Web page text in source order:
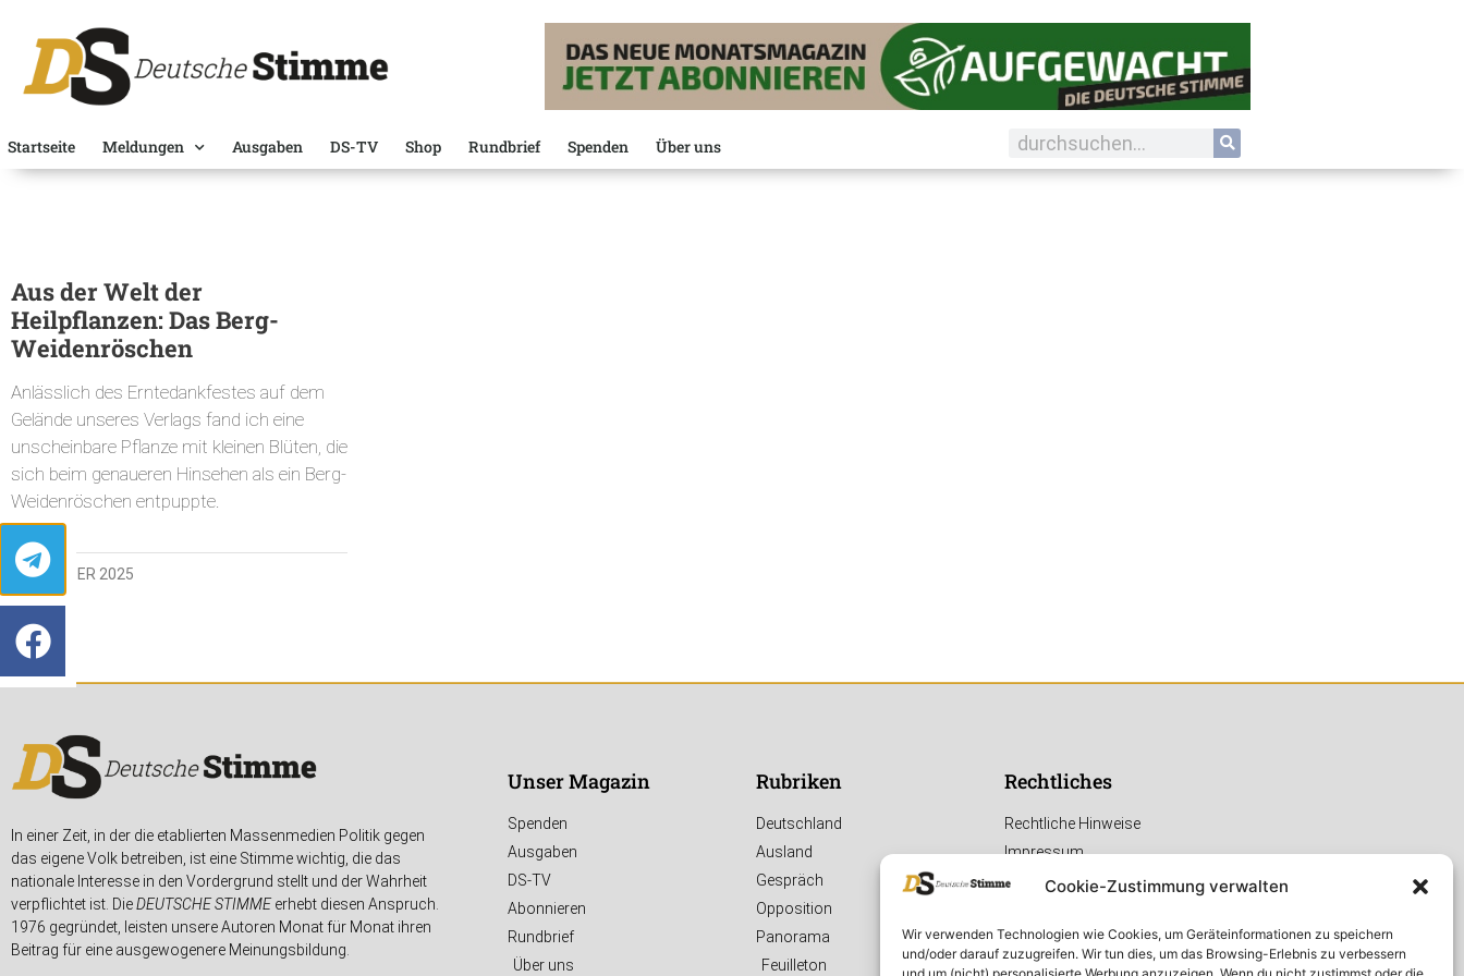
Cookie-Zustimmung verwalten
Wir verwenden Technologien wie Cookies, um Geräteinformationen zu speichern
und/oder darauf zuzugreifen. Wir tun dies, um das Browsing-Erlebnis zu verbessern
Startseite Meldungen Ausgaben DS-TV Shop Rundbrief Spenden Über uns
Aus der Welt der
Heilpflanzen: Das Berg-
Weidenröschen
Anlässlich des Erntedankfestes auf dem
Gelände unseres Verlags fand ich eine
unscheinbare Pflanze mit kleinen Blüten, die
sich beim genaueren Hinsehen als ein Berg-
Weidenröschen entpuppte.
2. OKTOBER 2025
In einer Zeit, in der die etablierten Massenmedien Politik gegen
das eigene Volk betreiben, ist eine Stimme wichtig, die das
nationale Interesse in den Vordergrund stellt und der Wahrheit
verpflichtet ist. DieDEUTSCHE STIMMEerhebt diesen Anspruch.
1976 gegründet, leisten unsere Autoren Monat für Monat ihren
Beitrag für eine ausgewogenere Meinungsbildung.
Unser Magazin
Spenden
Ausgaben
DS-TV
Abonnieren
Rundbrief
Über uns
Rubriken
Deutschland
Ausland
Gespräch
Opposition
Panorama
Feuilleton
Rechtliches
Rechtliche Hinweise
Impressum
Datenschutzerklärung